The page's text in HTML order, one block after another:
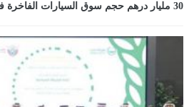
30 مليار درهم حجم سوق السيارات الفاخرة في الدولة بحلول 2035